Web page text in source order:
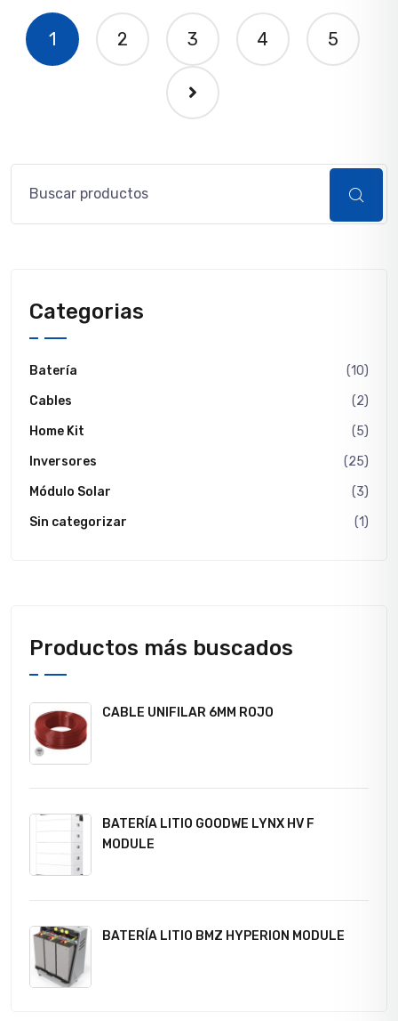
1 2 3 4 5
Buscar
Categorias
Batería
(10)
Cables
(2)
Home Kit
(5)
Inversores
(25)
Módulo Solar
(3)
Sin categorizar
(1)
Productos más buscados
CABLE UNIFILAR 6MM ROJO
BATERÍA LITIO GOODWE LYNX HV F
MODULE
BATERÍA LITIO BMZ HYPERION MODULE